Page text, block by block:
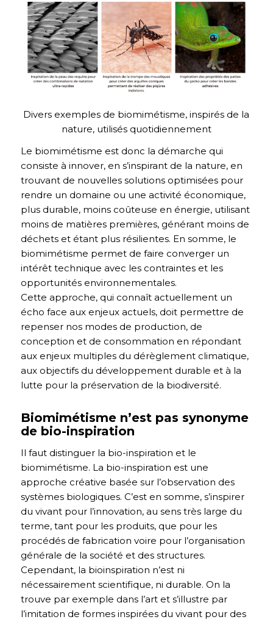
Divers exemples de biomimétisme, inspirés de la
nature, utilisés quotidiennement
Le biomimétisme est donc la démarche qui
consiste à innover, en s’inspirant de la nature, en
trouvant de nouvelles solutions optimisées pour
rendre un domaine ou une activité économique,
plus durable, moins coûteuse en énergie, utilisant
moins de matières premières, générant moins de
déchets et étant plus résilientes. En somme, le
biomimétisme permet de faire converger un
intérêt technique avec les contraintes et les
opportunités environnementales.
Cette approche, qui connaît actuellement un
écho face aux enjeux actuels, doit permettre de
repenser nos modes de production, de
conception et de consommation en répondant
aux enjeux multiples du dérèglement climatique,
aux objectifs du développement durable et à la
lutte pour la préservation de la biodiversité.
Biomimétisme n’est pas synonyme
de bio-inspiration
Il faut distinguer la bio-inspiration et le
biomimétisme. La bio-inspiration est une
approche créative basée sur l’observation des
systèmes biologiques. C’est en somme, s’inspirer
du vivant pour l’innovation, au sens très large du
terme, tant pour les produits, que pour les
procédés de fabrication voire pour l’organisation
générale de la société et des structures.
Cependant, la bioinspiration n’est ni
nécessairement scientifique, ni durable. On la
trouve par exemple dans l’art et s’illustre par
l’imitation de formes inspirées du vivant pour des